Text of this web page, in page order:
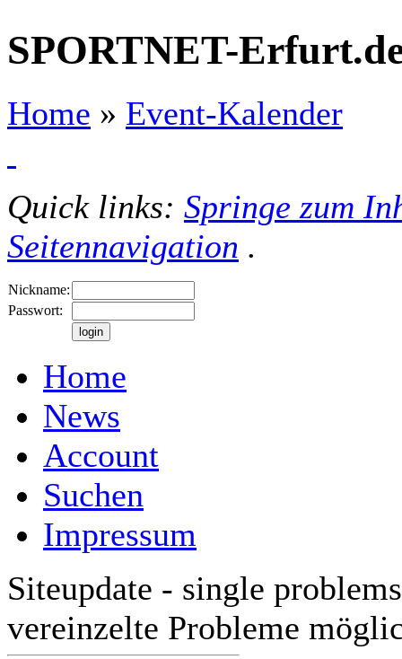
SPORTNET-
Home » Event-Kalender
Quick links: Springe zum
Seitennavigation .
Nickname:
Passwort:
Home
News
Account
Suchen
Impressum
Siteupdate - single
vereinzelte Probleme